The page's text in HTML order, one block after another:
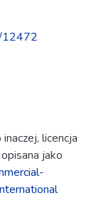
12472
licencja
jako